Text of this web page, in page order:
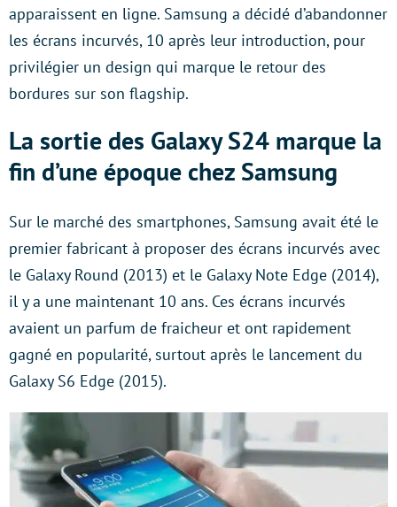
apparaissent en ligne. Samsung a décidé d’abandonner
les écrans incurvés, 10 après leur introduction, pour
privilégier un design qui marque le retour des
bordures sur son flagship.
La sortie des Galaxy S24 marque la
fin d’une époque chez Samsung
Sur le marché des smartphones, Samsung avait été le
premier fabricant à proposer des écrans incurvés avec
le Galaxy Round (2013) et le Galaxy Note Edge (2014),
il y a une maintenant 10 ans. Ces écrans incurvés
avaient un parfum de fraicheur et ont rapidement
gagné en popularité, surtout après le lancement du
Galaxy S6 Edge (2015).